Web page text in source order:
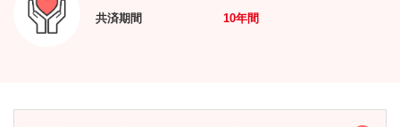
共済期間 10年間